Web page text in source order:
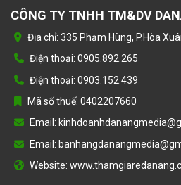
CÔNG TY TNHH TM&DV
Địa chỉ: 335 Phạm Hùng, P.Hòa
Điện thoại: 0905.892.265
Điện thoại: 0903.152.439
Mã số thuế: 0402207660
Email:
Email:
Website: